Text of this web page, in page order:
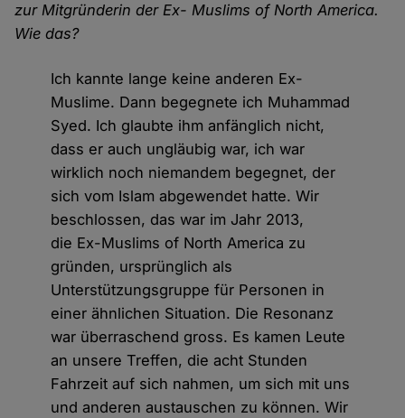
zur Mitgründerin der Ex- Muslims of North America.
Wie das?
Ich kannte lange keine anderen Ex-
Muslime. Dann begegnete ich Muhammad
Syed. Ich glaubte ihm anfänglich nicht,
dass er auch ungläubig war, ich war
wirklich noch niemandem begegnet, der
sich vom Islam abgewendet hatte. Wir
beschlossen, das war im Jahr 2013,
die Ex-Muslims of North America zu
gründen, ursprünglich als
Unterstützungsgruppe für Personen in
einer ähnlichen Situation. Die Resonanz
war überraschend gross. Es kamen Leute
an unsere Treffen, die acht Stunden
Fahrzeit auf sich nahmen, um sich mit uns
und anderen austauschen zu können. Wir